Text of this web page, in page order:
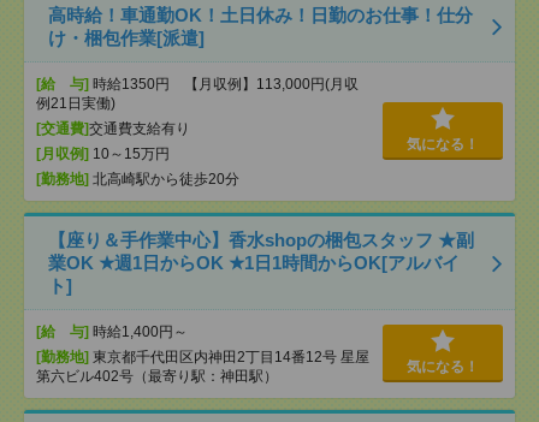
高時給！車通勤OK！土日休み！日勤のお仕事！仕分
け・梱包作業[派遣]
[給 与] 時給1350円 【月収例】113,000円(月収
例21日実働)
[交通費]交通費支給有り
[月収例] 10～15万円
[勤務地] 北高崎駅から徒歩20分
気になる！
【座り＆手作業中心】香水shopの梱包スタッフ ★副
業OK ★週1日からOK ★1日1時間からOK[アルバイ
ト]
[給 与] 時給1,400円～
[勤務地] 東京都千代田区内神田2丁目14番12号 星屋
第六ビル402号（最寄り駅：神田駅）
気になる！